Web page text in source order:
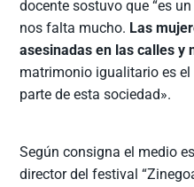
docente sostuvo que “es
nos falta mucho. Las
asesinadas en las calles y
matrimonio igualitario es
parte de esta sociedad».
Según consigna el medio
director del festival